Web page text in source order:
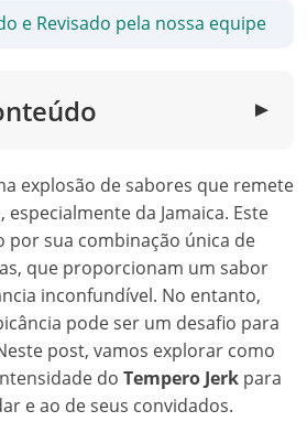
e Revisado pela nossa equipe
▼
explosão de sabores que remete
da Jamaica. Este
por sua combinação única de
que proporcionam um sabor
inconfundível. No entanto,
pode ser um desafio para
post, vamos explorar como
do Tempero Jerk para
e ao de seus convidados.